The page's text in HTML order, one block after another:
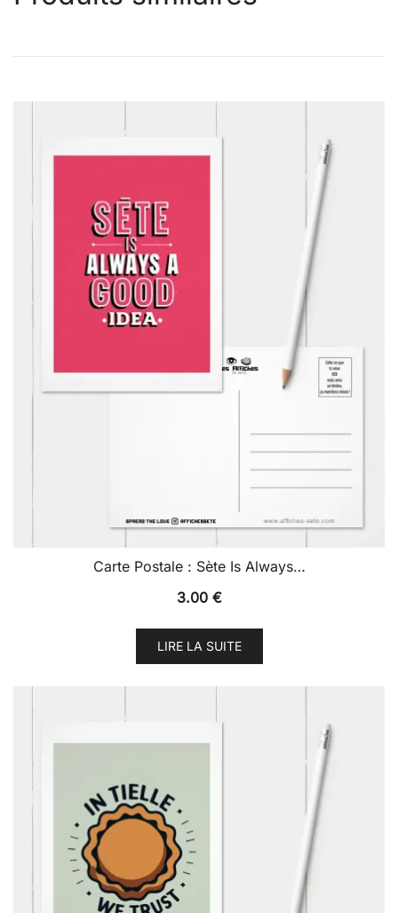
Carte Postale : Sète Is Always…
3.00 €
LIRE LA SUITE